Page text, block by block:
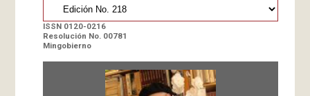
ISSN 0120-0216
Resolución No. 00781
Mingobierno